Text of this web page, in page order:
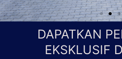
DAPATKAN
EKSKLUSIF